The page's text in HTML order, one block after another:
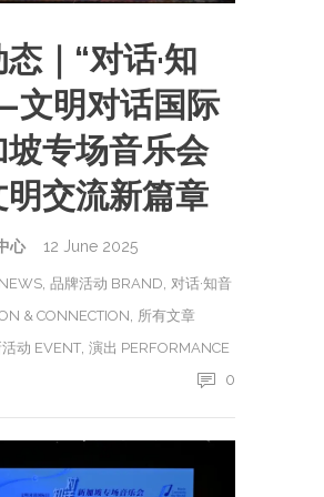
｜“对话·知
明对话国际
坡专场音乐会
交流新篇章
心 12 June 2025
品牌活动 BRAND 对话·知音
& CONNECTION 所有文章
动 EVENT 演出 PERFORMANCE
0